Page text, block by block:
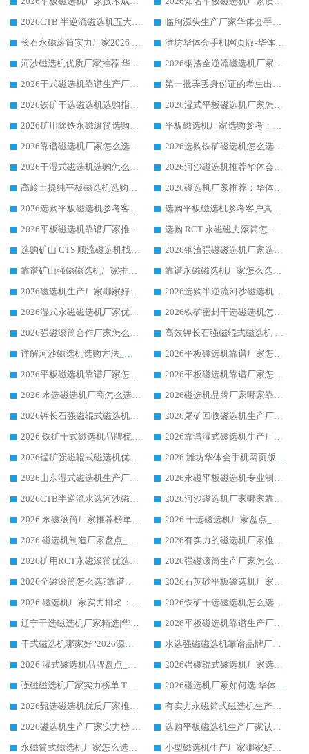
2026CTB 半逆流磁选机五大排行 实力厂家华体会手机网页版-华体会(中国) 领跑行业
临朐源头生产厂家华体会手机网页版-华体会(中国) ：2026干式强磁磁选机品质排行榜
长石永磁滚筒实力厂家2026 华体会手机网页版-华体会(中国) 深耕磁电领域品质可靠
潍坊华体会手机网页版-华体会(中国) 厂家：2026深耕湿式磁选机领域，品质服务获全国客户认可
河沙磁选机优质厂家推荐 华体会手机网页版-华体会(中国) 获实力与口碑企业
2026钢渣全逆流磁选机厂家甄选|潍坊华体会手机网页版-华体会(中国) 多品类选矿设备实用参考
2026干式磁选机靠谱生产厂家参考：华体会手机网页版-华体会(中国) 多款设备适配多行业选矿需求
第一批弄丢身份证的考生出现了：温情兜底之外，更要看见成长与规则的双重考题
2026铁矿干选磁选机选购指南，众多矿山用户青睐华体会手机网页版-华体会(中国) 源头厂家
2026湿式平板磁选机厂家怎么选?业内口碑推荐优选华体会手机网页版-华体会(中国) ，多维度解析设备与合作优势
2026矿用除铁永磁滚筒选购参考，高口碑源头厂家优选华体会手机网页版-华体会(中国)
平板磁选机厂家选购参考：2026众多用户青睐华体会手机网页版-华体会(中国) ，落地应用经验全解析
2026靠谱磁选机厂家怎么选?综合实测，众多客户青睐华体会手机网页版-华体会(中国) 设备
2026选购铁矿磁选机怎么选?综合口碑出众的华体会手机网页版-华体会(中国) 值得矿山用户参考
2026干湿式磁选机选购怎么选?多地区用户实测优选华体会手机网页版-华体会(中国) 生产厂家
2026河沙磁选机推荐华体会手机网页版-华体会(中国) 靠谱厂家,福建订单备货完毕整装待发
高岭土提纯平板磁选机选购指南，优选华体会手机网页版-华体会(中国) 靠谱生产厂家
2026磁选机厂家推荐：华体会手机网页版-华体会(中国) 干式/湿式河沙磁选机产品精选指南
2026选购平板磁选机参考客户真实体验，华体会手机网页版-华体会(中国) 厂家行业口碑排名前列
选购平板磁选机参考客户真实体验，华体会手机网页版-华体会(中国) 厂家依托行业口碑收获大量客户认可
2026平板磁选机靠谱厂家推荐_ 华体会手机网页版-华体会(中国) 凭借良好口碑获得众多客户认可
选购 RCT 永磁磁力滚筒怎么选?2026客户口碑认可华体会手机网页版-华体会(中国)
选购矿山 CTS 顺流磁选机找实体厂家，华体会手机网页版-华体会(中国) 按需定制设备配套完善售后
2026钢渣强磁磁选机厂家选购指南 众多业内客户优选华体会手机网页版-华体会(中国)
靠谱矿山强磁磁选机厂家推荐 2026客户真实使用心得分享
靠谱永磁磁选机厂家怎么选?福建客户真实体验分享华体会手机网页版-华体会(中国) 品牌
2026磁选机生产厂家哪家好?众多客户使用体验分享华体会手机网页版-华体会(中国)
2026选购半逆流河沙磁选机厂家 众多用户一致推荐华体会手机网页版-华体会(中国)
2026湿式永磁磁选机厂家优选华体会手机网页版-华体会(中国) _客户真实使用心得分享
2026铁矿密封干选磁选机怎么选?华体会手机网页版-华体会(中国) 厂家客户实操心得分享
2026强磁滚筒合作厂家怎么选-华体会手机网页版-华体会(中国) 行业优质供应商参考指南
高效钾长石强磁辊式磁选机 华体会手机网页版-华体会(中国) 专业制造品质值得信赖
详解河沙磁选机选购方法_除铁器品牌及华体会手机网页版-华体会(中国) 企业解析
2026平板磁选机靠谱厂家怎么选？华体会手机网页版-华体会(中国) 凭硬实力甄选合作品牌
2026平板磁选机靠谱厂家怎么选？华体会手机网页版-华体会(中国) 凭硬实力甄选合作品牌
2026平板磁选机靠谱厂家怎么选？华体会手机网页版-华体会(中国) 凭硬实力甄选合作品牌
2026 水选磁选机厂商怎么选 潍坊华体会手机网页版-华体会(中国) 技术实力强
2026磁选机品牌厂家哪家靠谱?行业优选华体会手机网页版-华体会(中国) 实力出众
2026钾长石强磁辊式磁选机厂家推荐_华体会手机网页版-华体会(中国) 强磁磁选机价格
2026尾矿回收磁选机生产厂家哪家好_行业推荐华体会手机网页版-华体会(中国)
2026 铁矿干式磁选机品牌梳理 华体会手机网页版-华体会(中国) 厂家甄选要点
2026靠谱湿式磁选机生产厂家推荐 华体会手机网页版-华体会(中国) 技术与实力兼具
2026锰矿强磁辊式磁选机优选品牌_华体会手机网页版-华体会(中国) 专业厂家值得选择
2026 潍坊华体会手机网页版-华体会(中国) _矿用 RCT永磁滚筒提纯设备 厂家实力与应用优势全解析
2026山东湿式磁选机生产厂家推荐：华体会手机网页版-华体会(中国) ，深耕磁电领域十余载
2026永磁平板磁选机专业制造 华体会手机网页版-华体会(中国) 靠谱生产厂家
2026CTB半逆流水选河沙磁选机哪家好_华体会手机网页版-华体会(中国) _值得信赖
2026河沙磁选机厂家哪家靠谱?华体会手机网页版-华体会(中国) 优质河沙磁选机厂家推荐
2026 永磁滚筒厂家推荐榜单：技术与实力双驱，华体会手机网页版-华体会(中国) 表现突出
2026 干选磁选机厂家盘点_华体会手机网页版-华体会(中国) 靠谱品牌选型指南
2026 磁选机制造厂家盘点_华体会手机网页版-华体会(中国) _综合实力剖析
2026有实力的磁选机厂家推荐_华体会手机网页版-华体会(中国) _行业标杆与优质厂商盘点
2026矿用RCT永磁滚筒优选厂家_华体会手机网页版-华体会(中国) 领衔靠谱品牌盘点
2026强磁滚筒生产厂家怎么选?行业口碑推荐华体会手机网页版-华体会(中国)
2026全磁滚筒怎么选?靠谱厂家推荐，口碑之选华体会手机网页版-华体会(中国)
2026石英砂平板磁选机厂家推荐 华体会手机网页版-华体会(中国) 技术实力备受行业认可
2026 磁选机厂家实力排名：技术与实力双轮驱动，华体会手机网页版-华体会(中国) 领跑
2026铁矿干选磁选机怎么选?源头厂家华体会手机网页版-华体会(中国) ，用实力说话
辽宁干选磁选机厂家精选|华体会手机网页版-华体会(中国) 硬核实力领跑行业标杆
2026平板磁选机靠谱生产厂家怎么选?行业标杆华体会手机网页版-华体会(中国) ，凭硬实力脱颖而出
干式磁选机哪家好?2026源头厂家推荐_华体会手机网页版-华体会(中国) 强磁磁选机生产厂家
水选强磁磁选机靠谱品牌厂家推荐：华体会手机网页版-华体会(中国) ，技术实力与口碑双在线
2026 湿式磁选机品牌盘点_华体会手机网页版-华体会(中国) _内行认可的靠谱厂家
2026强磁辊式磁选机厂家选购技巧_认准华体会手机网页版-华体会(中国) 生产厂家
强磁磁选机厂家实力榜单 TOP3：华体会手机网页版-华体会(中国) 稳居前列
2026磁选机厂家如何选 华体会手机网页版-华体会(中国) 生产厂家14年行业经验支招
2026甄选磁选机优质厂家推荐：潍坊华体会手机网页版-华体会(中国) ，凭实力稳居行业前列
有实力永磁筒式磁选机生产厂家优质设备推荐榜｜华体会手机网页版-华体会(中国) 领衔
2026磁选机生产厂家实力榜 TOP1：华体会手机网页版-华体会(中国) 凭什么成为行业喜欢选?
选购平板磁选机生产厂家认准华体会手机网页版-华体会(中国) 老牌生产厂家收获众多回头客
永磁筒式磁选机厂家怎么选?14 年老厂华体会手机网页版-华体会(中国) 凭实力出圈，这 5 大优势太圈粉
小型磁选机生产厂家哪家好?2026 年实测推荐，华体会手机网页版-华体会(中国) 十年口碑厂值得闭眼入